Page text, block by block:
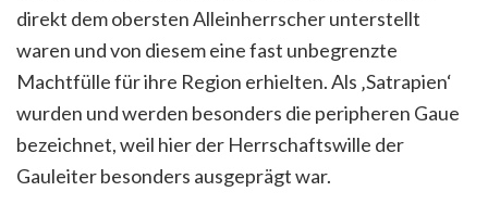
direkt dem obersten Alleinherrscher unterstellt
waren und von diesem eine fast unbegrenzte
Machtfülle für ihre Region erhielten. Als ‚Satrapien‘
wurden und werden besonders die peripheren Gaue
bezeichnet, weil hier der Herrschaftswille der
Gauleiter besonders ausgeprägt war.